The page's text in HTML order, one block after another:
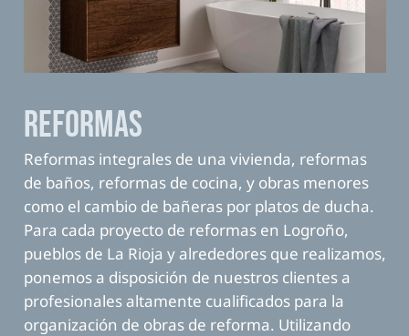
Reformas
Reformas integrales de una vivienda, reformas
de baños, reformas de cocina, y obras menores
como el cambio de bañeras por platos de ducha.
Para cada proyecto de reformas en Logroño,
pueblos de La Rioja y alrededores que realizamos,
ponemos a disposición de nuestros clientes a
profesionales altamente cualificados para la
organización de obras de reforma. Utilizando